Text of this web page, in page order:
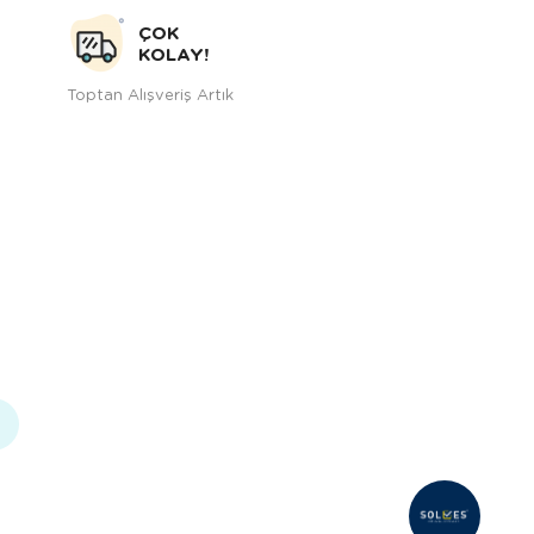
ÇOK
KOLAY!
Toptan Alışveriş Artık